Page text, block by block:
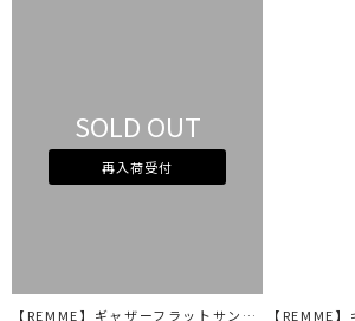
すべてすべて
ホワイト
グレー
パープルパープル
レッド レッド
SOLD OUT
再入荷受付
【REMME】ギャザーフラットサンダル